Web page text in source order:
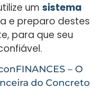
um sistema
e preparo destes
para que seu
– O
do Concreto